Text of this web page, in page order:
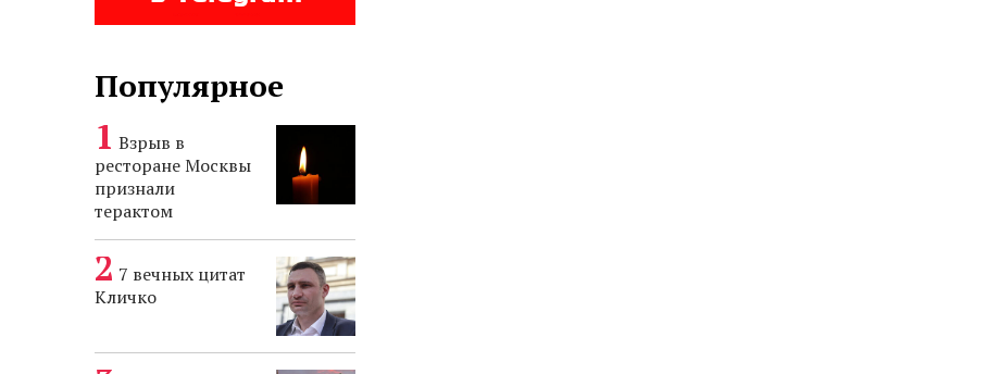
Популярное
Взрыв в
ресторане Москвы
признали
терактом
7 вечных цитат
Кличко